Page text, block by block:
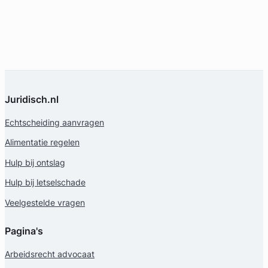
Juridisch.nl
Echtscheiding aanvragen
Alimentatie regelen
Hulp bij ontslag
Hulp bij letselschade
Veelgestelde vragen
Pagina's
Arbeidsrecht advocaat